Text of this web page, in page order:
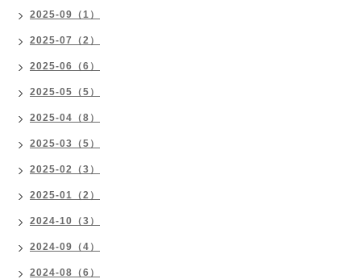
2025-09（1）
2025-07（2）
2025-06（6）
2025-05（5）
2025-04（8）
2025-03（5）
2025-02（3）
2025-01（2）
2024-10（3）
2024-09（4）
2024-08（6）